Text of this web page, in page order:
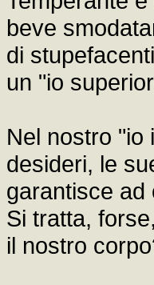
beve
di
un "io
Nel nostro "io
desideri, le
garantisce ad
Si tratta,
il nostro